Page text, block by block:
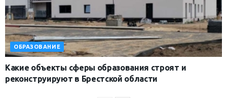
ОБРАЗОВАНИЕ
Какие объекты сферы образования строят и
реконструируют в Брестской области